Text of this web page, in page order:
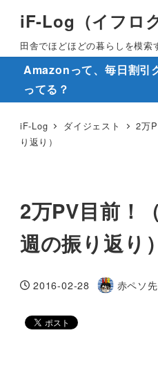
iF-Log（イフログ
田舎でほどほどの暮らしを模索
Amazonって、毎日割引
ってる？
iF-Log ダイジェスト
2万
り返り）
2万PV目前！
週の振り返り）
投稿日
2016-02-28
著
赤ペソ